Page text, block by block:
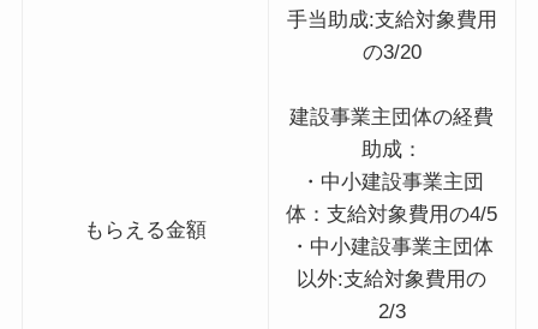
もらえる金額
手当助成:支給対象費用
の3/20
建設事業主団体の経費
助成：
・中小建設事業主団
体：支給対象費用の4/5
・中小建設事業主団体
以外:支給対象費用の
2/3